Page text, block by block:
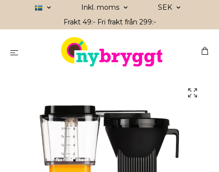
Inkl. moms
SEK
Frakt 49:- Fri frakt från 299:-